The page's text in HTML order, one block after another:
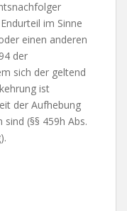
im Sinne
einen anderen
der
sich der geltend
ist
der Aufhebung
(§§ 459h Abs.